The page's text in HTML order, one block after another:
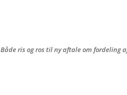
Både ris og ros til ny aftale om fordeling